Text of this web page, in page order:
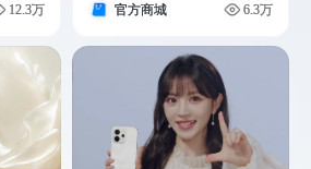
12.3万 官方商城 6.3万